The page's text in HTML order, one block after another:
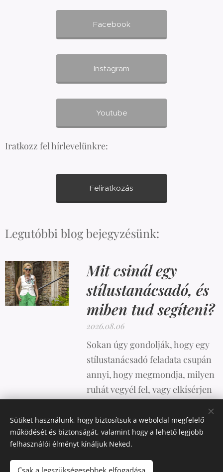
Facebook
Instagram
Youtube
Iratkozz fel hírlevelünkre:
Feliratkozás
Legutóbbi blog bejegyzésünk:
Mit csinál egy
stílustanácsadó, és
miben tud segíteni?
2026.08.06
Sokan úgy gondolják, hogy egy
stílustanácsadó feladata csupán
annyi, hogy megmondja, milyen
ruhát vegyél fel, vagy elkísérjen
ennél sokkal összetettebb.
Sütiket használunk, hogy biztosítsuk a weboldal megfelelő
működését és biztonságát, valamint hogy a lehető legjobb
felhasználói élményt kínáljuk Neked.
Csak a legszükségesebbek elfogadása